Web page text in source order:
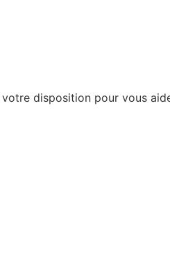
disposition pour vous